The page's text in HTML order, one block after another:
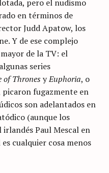
pero el nudismo
en términos de
Judd Apatow, los
Y de ese complejo
de la TV: el
series
of ThronesyEuphoria, o
picaron fugazmente en
son adelantados en
(aunque los
Paul Mescal en
cualquier cosa menos